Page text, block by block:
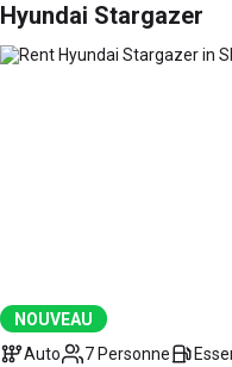
Hyundai Stargazer
NOUVEAU
Auto
7 Personne